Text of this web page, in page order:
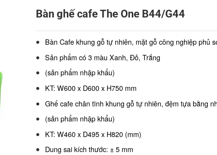
Bàn ghế cafe The One B44/G44
Bàn Cafe khung gỗ tự nhiên, mặt gỗ công nghiệp phủ
Sản phẩm có 3 màu Xanh, Đỏ, Trắng
(sản phẩm nhập khẩu)
KT: W600 x D600 x H750 mm
Ghế cafe chân tĩnh khung gỗ tự nhiên, đệm tựa bằng
(sản phẩm nhập khẩu)
KT: W460 x D495 x H820 (mm)
Dung sai kích thước: ± 5 mm